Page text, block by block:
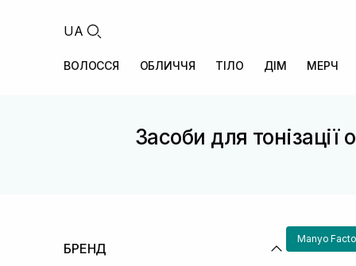
UA
ВОЛОССЯ ОБЛИЧЧЯ ТІЛО ДІМ МЕРЧ
Засоби для
БРЕНД
Manyo